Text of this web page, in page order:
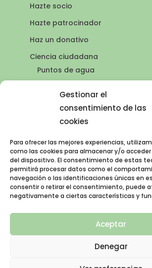
Gestionar el
consentimiento de las
cookies
Para ofrecer las mejores experiencias,
como las cookies para almacenar y/o
del dispositivo. El consentimiento de estas
permitirá procesar datos como el
navegación o las identificaciones únicas en
consentir o retirar el consentimiento, puede
negativamente a ciertas características y
Aceptar
Denegar
Hazte socio
Hazte patrocinador
Haz un donativo
Ciencia ciudadana
Puntos de agua
AVISO LEGAL
Política de privacidad
Política de cookies (UE)